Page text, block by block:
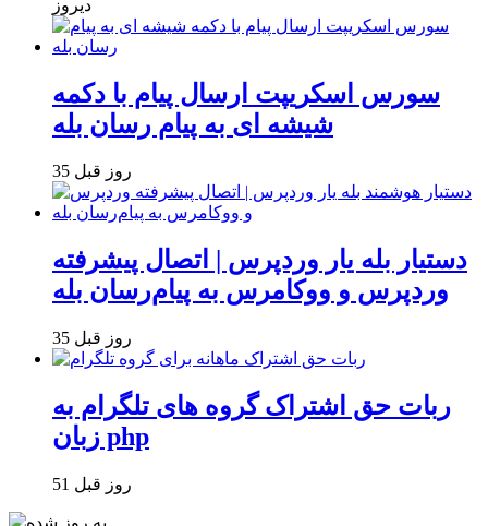
دیروز
سورس اسکریپت ارسال پیام با دکمه
شیشه ای به پیام رسان بله
35 روز قبل
دستیار بله یار وردپرس | اتصال پیشرفته
وردپرس و ووکامرس به پیام‌رسان بله
35 روز قبل
ربات حق اشتراک گروه های تلگرام به
زبان php
51 روز قبل